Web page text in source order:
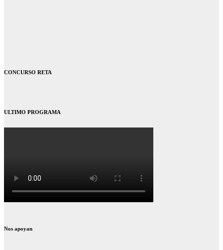
CONCURSO RETA
ULTIMO PROGRAMA
Nos apoyan